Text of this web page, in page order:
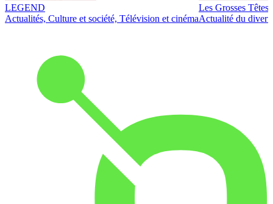
LEGEND
Actualités, Culture et société, Télévision et cinéma
Les Grosses Têtes
Actualité du